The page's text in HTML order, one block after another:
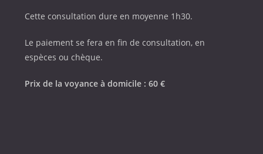
Cette consultation dure en moyenne 1h30.
Le paiement se fera en fin de consultation, en
espèces ou chèque.
Prix de la voyance à domicile : 60 €